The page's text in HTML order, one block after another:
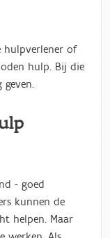
hulpverlener of
hulp. Bij die
- goed
kunnen de
helpen. Maar